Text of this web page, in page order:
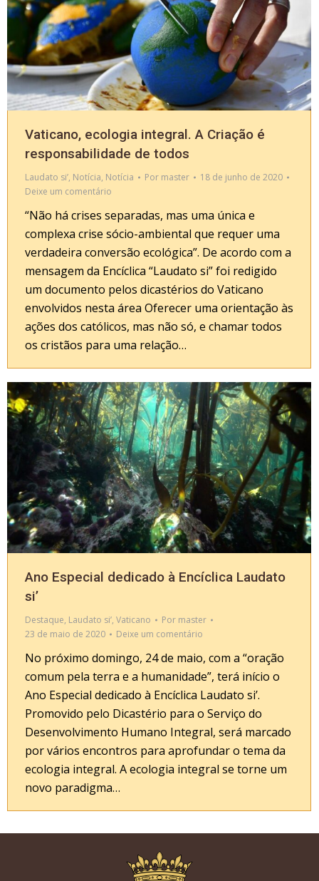
Vaticano, ecologia integral. A Criação é
responsabilidade de todos
Laudato si’, Notícia, Notícia Por master
18 de junho de 2020
Deixe um comentário
“Não há crises separadas, mas uma única e
complexa crise sócio-ambiental que requer uma
verdadeira conversão ecológica”. De acordo com a
mensagem da Encíclica “Laudato si” foi redigido
um documento pelos dicastérios do Vaticano
envolvidos nesta área Oferecer uma orientação às
ações dos católicos, mas não só, e chamar todos
os cristãos para uma relação…
Ano Especial dedicado à Encíclica Laudato
si’
Destaque, Laudato si’, Vaticano Por master
23 de maio de 2020
Deixe um comentário
No próximo domingo, 24 de maio, com a “oração
comum pela terra e a humanidade”, terá início o
Ano Especial dedicado à Encíclica Laudato si’.
Promovido pelo Dicastério para o Serviço do
Desenvolvimento Humano Integral, será marcado
por vários encontros para aprofundar o tema da
ecologia integral. A ecologia integral se torne um
novo paradigma…